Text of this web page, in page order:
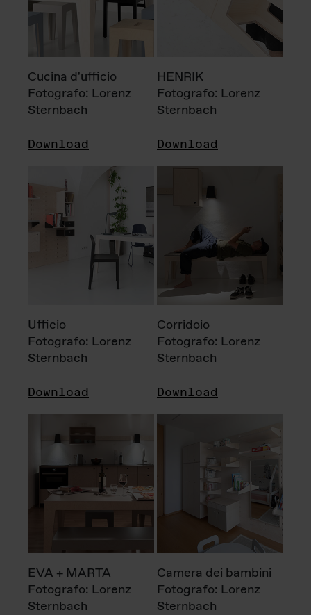
Cucina d'ufficio
Fotografo: Lorenz
Sternbach
Download
HENRIK
Fotografo: Lorenz
Sternbach
Download
Ufficio
Fotografo: Lorenz
Sternbach
Download
Corridoio
Fotografo: Lorenz
Sternbach
Download
EVA + MARTA
Fotografo: Lorenz
Sternbach
Camera dei bambini
Fotografo: Lorenz
Sternbach